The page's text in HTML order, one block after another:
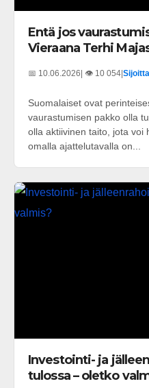
Entä jos
Vieraana Terhi
📅 10.06.2026 | 👁️ 10 054
Suomalaiset ovat
vaurastumisen pakko olla
olla aktiivinen taito, jota voi
omalla ajattelutavalla on...
Investointi- ja
tulossa – oletko